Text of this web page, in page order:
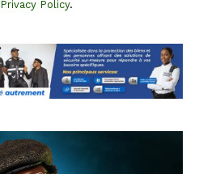
Privacy Policy.